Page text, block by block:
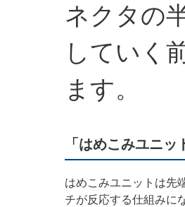
ネクタの
していく
ます。
「はめこみユニ
はめこみユニットは先
チが反応する仕組みに